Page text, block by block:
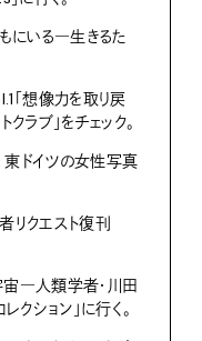
もにいる―生きるた
想像力を取り戻
クラブ」をチェック。
東ドイツの女性写真
リクエスト復刊
宙―人類学者・川田
ション」に行く。